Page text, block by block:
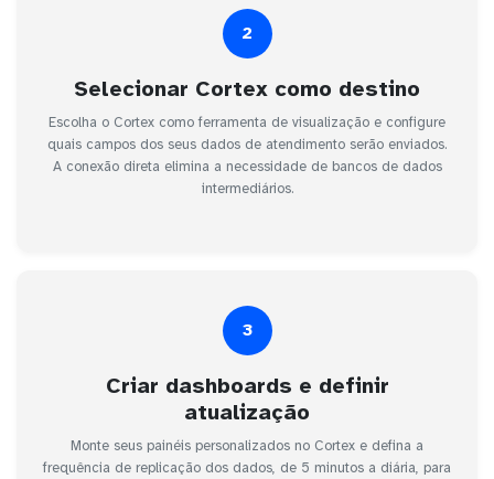
2
Selecionar Cortex como destino
Escolha o Cortex como ferramenta de visualização e configure
quais campos dos seus dados de atendimento serão enviados.
A conexão direta elimina a necessidade de bancos de dados
intermediários.
3
Criar dashboards e definir
atualização
Monte seus painéis personalizados no Cortex e defina a
frequência de replicação dos dados, de 5 minutos a diária, para